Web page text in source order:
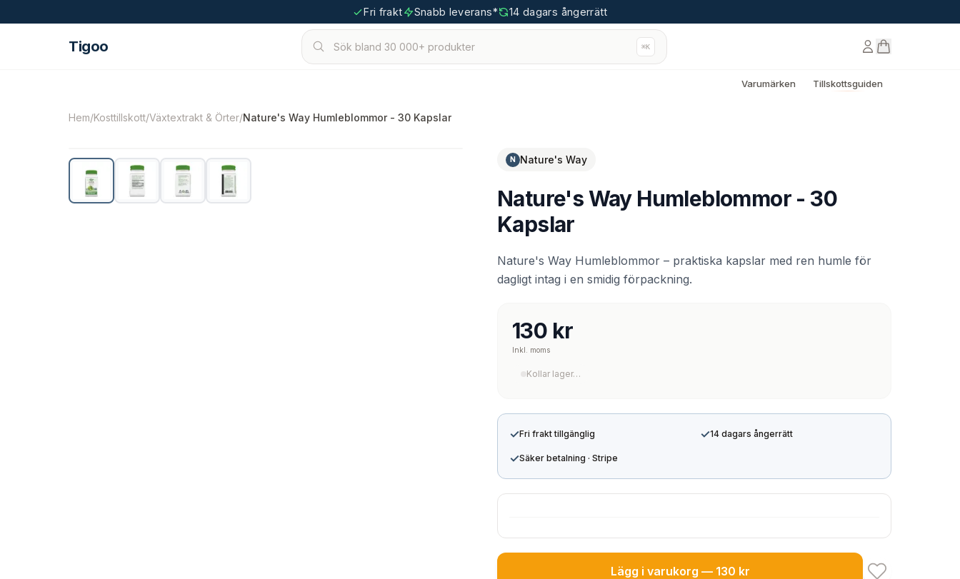
Fri frakt Snabb leverans* 14 dagars ångerrätt
Tigoo Sök bland 30 000+ produkter ⌘K
Varumärken Tillskottsguiden
©2026Nutri Nordic AB. Alla rättigheter förbehållna.tigoo.com
Hem/Kosttillskott/Växtextrakt & Örter/Nature's Way Humleblommor - 30 Kapslar
N Nature's Way
Nature's Way Humleblommor - 30
Kapslar
Nature's Way Humleblommor – praktiska kapslar med ren humle för
dagligt intag i en smidig förpackning.
130 kr
Inkl. moms
Kollar lager…
✓Fri frakt tillgänglig ✓14 dagars ångerrätt
✓Säker betalning · Stripe
Lägg i varukorg — 130 kr